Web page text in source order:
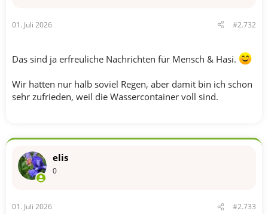
01. Juli 2026 #2.732
Das sind ja erfreuliche Nachrichten für Mensch & Hasi.
Wir hatten nur halb soviel Regen, aber damit bin ich schon
sehr zufrieden, weil die Wassercontainer voll sind.
elis
0
01. Juli 2026 #2.733